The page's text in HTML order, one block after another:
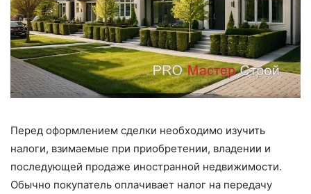
Перед оформлением сделки необходимо изучить
налоги, взимаемые при приобретении, владении и
последующей продаже иностранной недвижимости.
Обычно покупатель оплачивает налог на передачу